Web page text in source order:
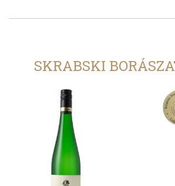
SKRABSKI